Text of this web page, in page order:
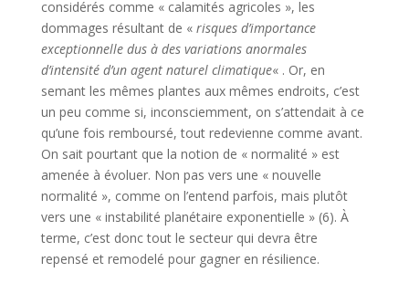
considérés comme « calamités agricoles », les
dommages résultant de « risques d’importance
exceptionnelle dus à des variations anormales
d’intensité d’un agent naturel climatique« . Or, en
semant les mêmes plantes aux mêmes endroits, c’est
un peu comme si, inconsciemment, on s’attendait à ce
qu’une fois remboursé, tout redevienne comme avant.
On sait pourtant que la notion de « normalité » est
amenée à évoluer. Non pas vers une « nouvelle
normalité », comme on l’entend parfois, mais plutôt
vers une « instabilité planétaire exponentielle » (6). À
terme, c’est donc tout le secteur qui devra être
repensé et remodelé pour gagner en résilience.